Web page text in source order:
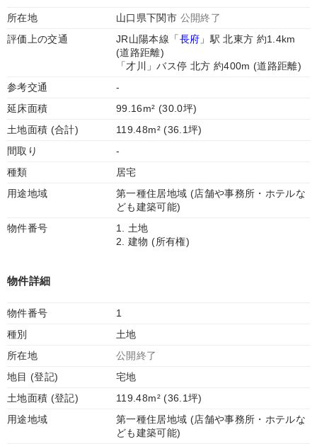
所在地 山口県下関市 公開終了
評価上の交通
JR山陽本線「長府 」駅 北東方 約1.4km
(道路距離)
「才川」バス停 北方 約400m (道路距離)
参考交通
-
延床面積
99.16m² (30.0坪)
土地面積 (合計)
119.48m² (36.1坪)
間取り
-
種類
居宅
用途地域
第一種住居地域 (店舗や事務所・ホテルな
ども建築可能)
物件番号
1. 土地
2. 建物 (所有権)
物件詳細
物件番号
1
種別
土地
所在地
公開終了
地目 (登記)
宅地
土地面積 (登記)
119.48m² (36.1坪)
用途地域
第一種住居地域 (店舗や事務所・ホテルな
ども建築可能)